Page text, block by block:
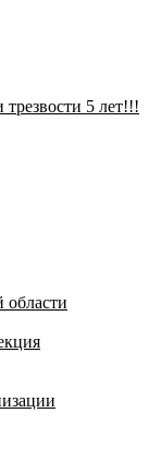
5 лет!!!
области